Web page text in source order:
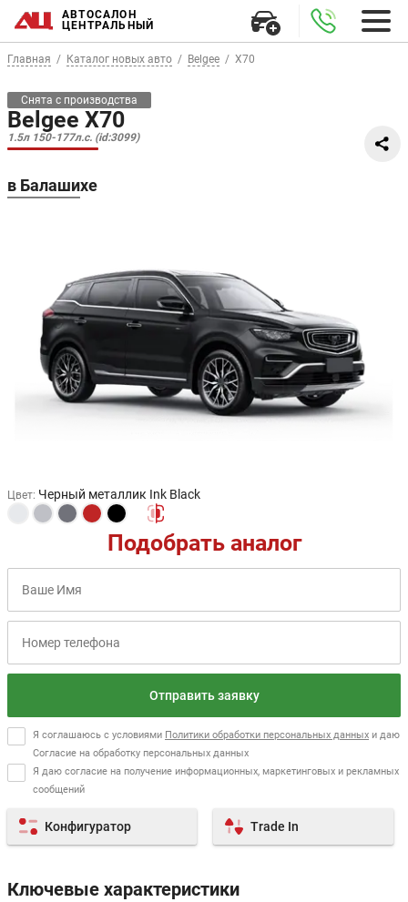
АВТОСАЛОН
ЦЕНТРАЛЬНЫЙ
Главная Каталог новых авто Belgee X70
Снята с производства
Belgee X70
1.5л 150-177л.с. (id:3099)
в Балашихе
Цвет: Черный металлик Ink Black
Подобрать аналог
Отправить заявку
Я соглашаюсь с условиями Политики обработки персональных данных и даю
Согласие на обработку персональных данных
Я даю согласие на получение информационных, маркетинговых и рекламных
сообщений
Конфигуратор Trade In
Ключевые характеристики